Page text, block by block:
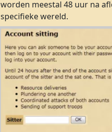
worden meestal 48 uur na
specifieke wereld.